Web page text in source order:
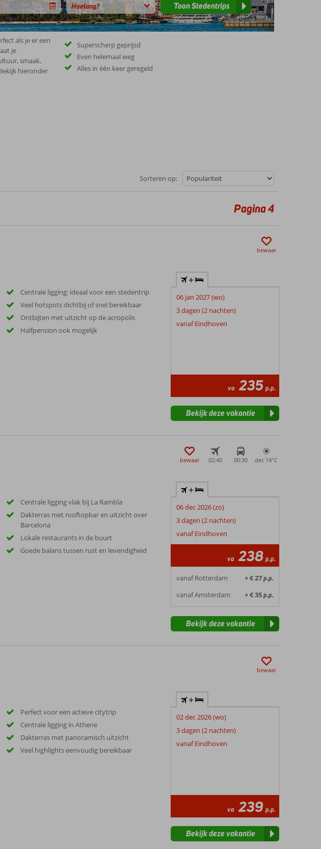
Toon Stedentrips
als je er een
je
smaak,
hieronder
Superscherp geprijsd
Even helemaal weg
Alles in één keer geregeld
Sorteren op:
Pagina 4
bewaar
Centrale ligging: ideaal voor een stedentrip
Veel hotspots dichtbij of snel bereikbaar
Ontbijten met uitzicht op de acropolis
Halfpension ook mogelijk
+
06 jan 2027 (wo)
3 dagen (2 nachten)
vanaf Eindhoven
va 235 p.p.
Bekijk deze vakantie
bewaar 02:40 00:30 dec 14°C
Centrale ligging vlak bij La Rambla
Dakterras met rooftopbar en uitzicht over
Barcelona
Lokale restaurants in de buurt
Goede balans tussen rust en levendigheid
+
06 dec 2026 (zo)
3 dagen (2 nachten)
vanaf Eindhoven
va 238 p.p.
vanaf Rotterdam + € 27p.p.
vanaf Amsterdam + € 35p.p.
Bekijk deze vakantie
bewaar
Perfect voor een actieve citytrip
Centrale ligging in Athene
Dakterras met panoramisch uitzicht
Veel highlights eenvoudig bereikbaar
+
02 dec 2026 (wo)
3 dagen (2 nachten)
vanaf Eindhoven
va 239 p.p.
Bekijk deze vakantie